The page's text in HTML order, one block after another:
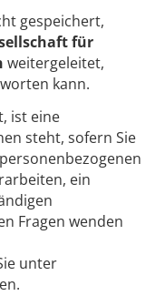
gespeichert,
für
weitergeleitet,
kann.
ist eine
steht, sofern Sie
ein
Fragen wenden
unter